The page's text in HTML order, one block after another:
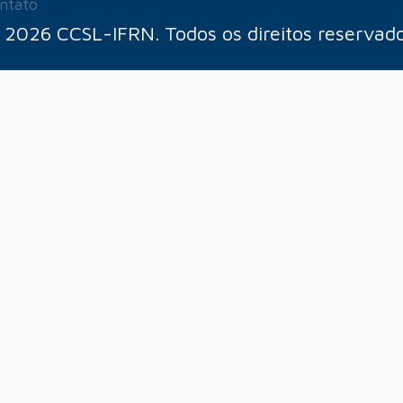
CCSL-IFRN. Todos os direitos